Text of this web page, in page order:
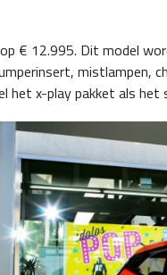
€ 12.995. Dit model
mistlampen,
het x-play pakket als het